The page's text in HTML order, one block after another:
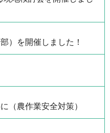
）を開催しました！
（農作業安全対策）